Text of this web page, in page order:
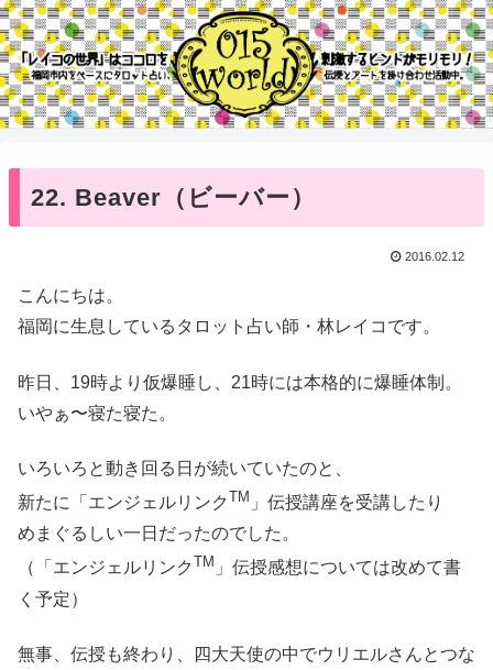
22. Beaver（ビーバー）
2016.02.12
こんにちは。
福岡に生息しているタロット占い師・林レイコです。
昨日、19時より仮爆睡し、21時には本格的に爆睡体制。
いやぁ〜寝た寝た。
いろいろと動き回る日が続いていたのと、
新たに「エンジェルリンク TM 」伝授講座を受講したり
めまぐるしい一日だったのでした。
（「エンジェルリンク TM 」伝授感想については改めて書
く予定）
無事、伝授も終わり、四大天使の中でウリエルさんとつな